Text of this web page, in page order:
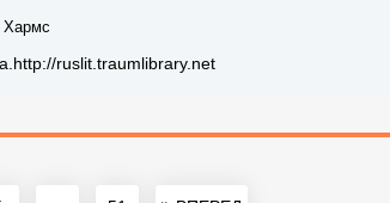
Хармс
ruslit.traumlibrary.net